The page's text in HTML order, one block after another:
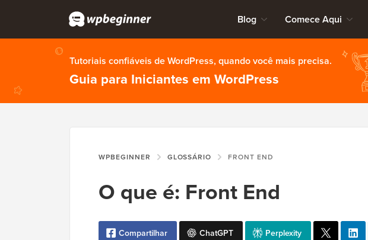
Blog Comece Aqui
Tutoriais confiáveis de WordPress, quando você mais precisa.
Guia para Iniciantes em WordPress
WPBEGINNER GLOSSÁRIO FRONT END
O que é: Front End
Compartilhar ChatGPT Perplexity